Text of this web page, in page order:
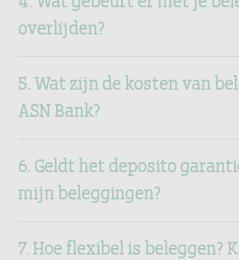
overlijden?
5. Wat zijn de kosten van
ASN Bank?
6. Geldt het deposito
mijn beleggingen?
7. Hoe flexibel is beleggen?